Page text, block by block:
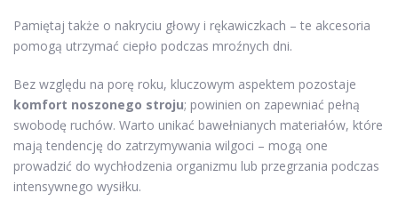
Pamiętaj także o nakryciu głowy i rękawiczkach – te akcesoria
pomogą utrzymać ciepło podczas mroźnych dni.
Bez względu na porę roku, kluczowym aspektem pozostaje
komfort noszonego stroju; powinien on zapewniać pełną
swobodę ruchów. Warto unikać bawełnianych materiałów, które
mają tendencję do zatrzymywania wilgoci – mogą one
prowadzić do wychłodzenia organizmu lub przegrzania podczas
intensywnego wysiłku.